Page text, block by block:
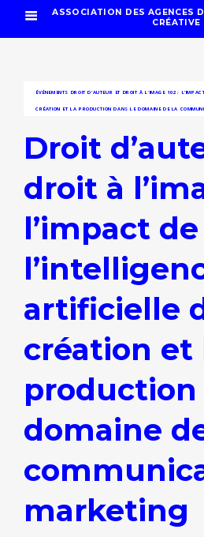
ASSOCIATION DES AGENCES
CRÉATIVE
ÉVÉNEMENTS DROIT D’AUTEUR ET DROIT À L’IMAGE 102 :
CRÉATION ET LA PRODUCTION DANS LE DOMAINE DE LA
Droit
droit à
l’impact de
artificielle
création et
production
domaine
marketing